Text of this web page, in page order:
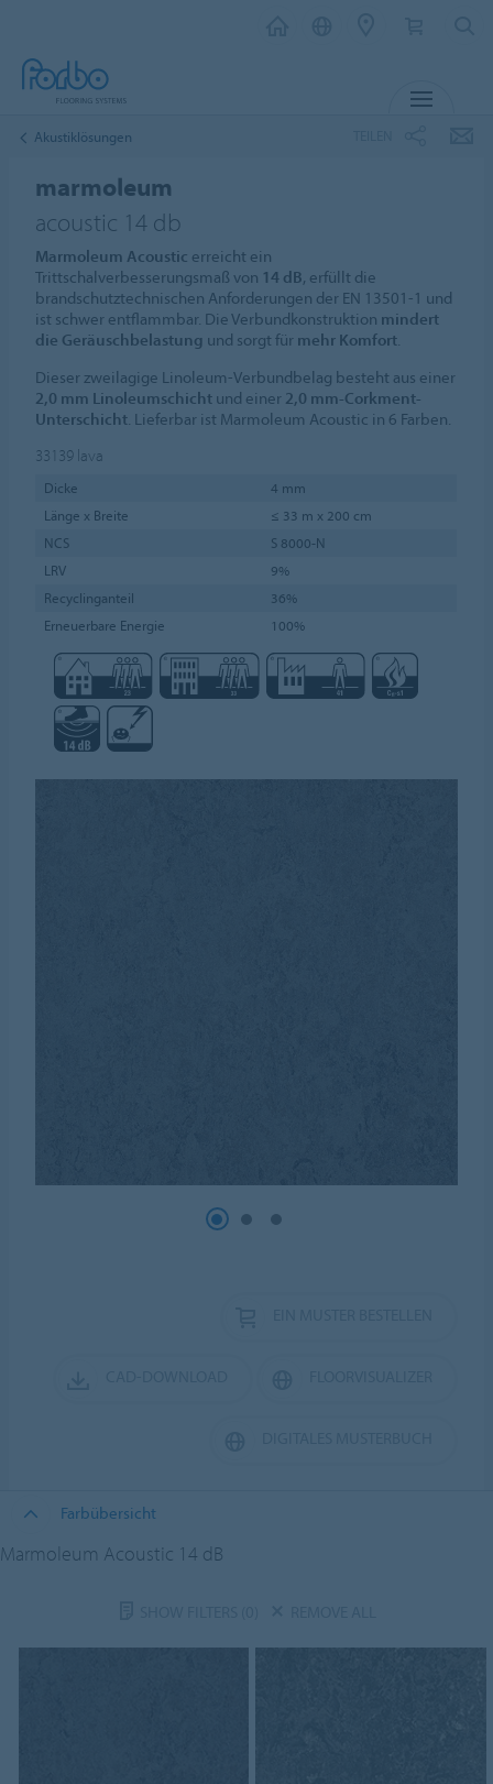
Akustiklösungen
marmoleum
acoustic 14 db
Marmoleum Acoustic erreicht ein
Trittschalverbesserungsmaß von 14 dB, erfüllt die
brandschutztechnischen Anforderungen der EN 13501-1 und
ist schwer entflammbar. Die Verbundkonstruktion mindert
die Geräuschbelastung und sorgt für mehr Komfort.
Dieser zweilagige Linoleum-Verbundbelag besteht aus einer
2,0 mm Linoleumschicht und einer 2,0 mm-Corkment-
Unterschicht. Lieferbar ist Marmoleum Acoustic in 6 Farben.
33139 lava
Dicke
4 mm
Länge x Breite
≤ 33 m x 200 cm
NCS
S 8000-N
LRV
9%
Recyclinganteil
36%
Erneuerbare Energie
100%
Farbübersicht
Marmoleum Acoustic 14 dB